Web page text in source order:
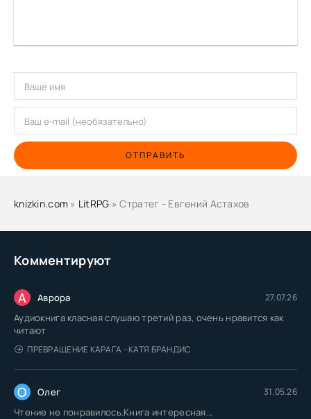
Комментируют
А Аврора 27.07.26
Аудиокнига класная слушаю третий раз, очень нравится как
читают
ПРЕВРАЩЕНИЕ КАРАГА - КАТЯ БРАНДИС
О Олег 31.05.26
Чтение не понравилось.Книга интересная...
ОТПРАВИТЬ
knizkin.com » LitRPG » Стратег - Евгений Астахов